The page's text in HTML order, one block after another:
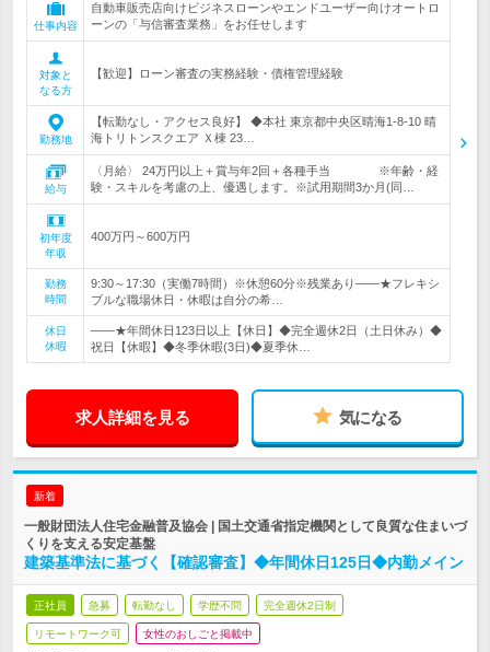
仕事内容
自動車販売店向けビジネスローンやエンドユーザー向けオートロ
ーンの「与信審査業務」をお任せします
対象と
なる方
【歓迎】ローン審査の実務経験・債権管理経験
勤務地
【転勤なし・アクセス良好】 ◆本社 東京都中央区晴海1-8-10 晴
海トリトンスクエア Ｘ棟 23…
給与
〈月給〉 24万円以上＋賞与年2回＋各種手当 ※年齢・経
験・スキルを考慮の上、優遇します。※試用期間3か月(同…
初年度
年収
400万円～600万円
勤務
時間
9:30～17:30（実働7時間）※休憩60分※残業あり――★フレキシ
ブルな職場休日・休暇は自分の希…
休日
休暇
――★年間休日123日以上【休日】◆完全週休2日（土日休み）◆
祝日【休暇】◆冬季休暇(3日)◆夏季休…
求人詳細を見る 気になる
新着
一般財団法人住宅金融普及協会 | 国土交通省指定機関として良質な住まいづ
くりを支える安定基盤
建築基準法に基づく【確認審査】◆年間休日125日◆内勤メイン
正社員 急募 転勤なし 学歴不問 完全週休2日制
リモートワーク可 女性のおしごと掲載中